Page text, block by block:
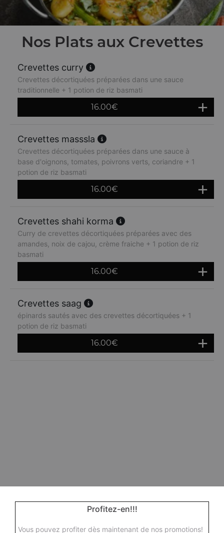
Nos Plats aux Crevettes
Crevettes curry
Crevettes décortiquées préparées dans une sauce
traditionnelle + 1 potion de riz basmati
16.00€
Crevettes masssla
Crevettes décortiquées préparées dans une sauce à
base d'oignons, tomates, poivrons verts, coriandre + 1
potion de riz basmati
16.00€
Crevettes shahi korma
Curry de crevettes décortiquées préparées avec des
amandes, noix de cajou, crème fraiche + 1 potion de riz
basmati
16.00€
Crevettes saag
épinards sautés avec des crevettes décortiquées + 1
potion de riz basmati
16.00€
Profitez-en!!!
Vous pouvez profiter dès maintenant de nos promotions!